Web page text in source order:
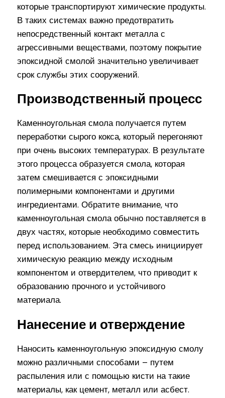
которые транспортируют химические продукты.
В таких системах важно предотвратить
непосредственный контакт металла с
агрессивными веществами, поэтому покрытие
эпоксидной смолой значительно увеличивает
срок службы этих сооружений.
Производственный процесс
Каменноугольная смола получается путем
переработки сырого кокса, который перегоняют
при очень высоких температурах. В результате
этого процесса образуется смола, которая
затем смешивается с эпоксидными
полимерными компонентами и другими
ингредиентами. Обратите внимание, что
каменноугольная смола обычно поставляется в
двух частях, которые необходимо совместить
перед использованием. Эта смесь инициирует
химическую реакцию между исходным
компонентом и отвердителем, что приводит к
образованию прочного и устойчивого
материала.
Нанесение и отверждение
Наносить каменноугольную эпоксидную смолу
можно различными способами – путем
распыления или с помощью кисти на такие
материалы, как цемент, металл или асбест.